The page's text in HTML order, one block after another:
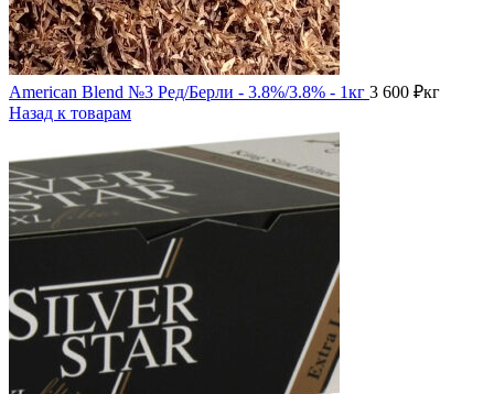
American Blend №3 Ред/Берли - 3.8%/3.8% - 1кг 3 600 ₽кг
Назад к товарам